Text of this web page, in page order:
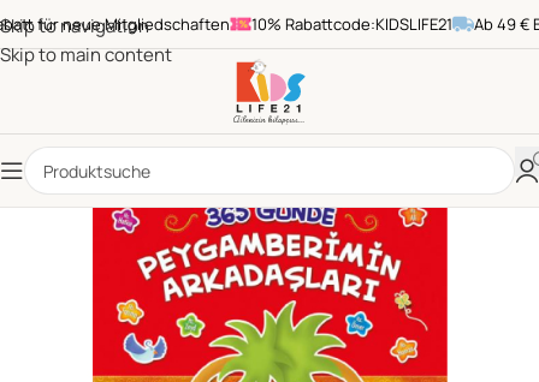
Skip to navigation
Skip to main content
für neue Mitgliedschaften 10% Rabattcode:KIDSLIFE21 Ab 49 €